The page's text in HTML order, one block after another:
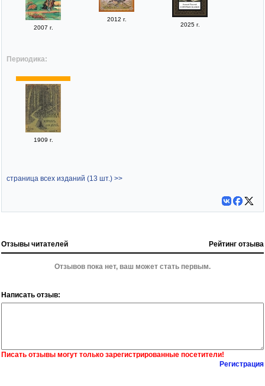
2007 г.
2012 г.
2025 г.
Периодика:
1909 г.
страница всех изданий (13 шт.) >>
Отзывы читателей Рейтинг отзыва
Отзывов пока нет, ваш может стать первым.
Написать отзыв:
Писать отзывы могут только зарегистрированные посетители!
Регистрация